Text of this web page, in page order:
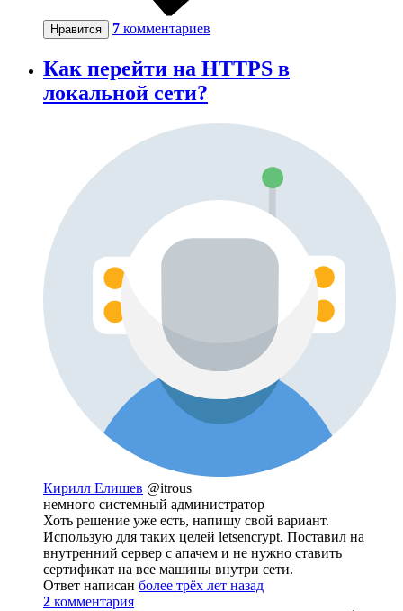
Нравится 7 комментариев
Как перейти на HTTPS в
локальной сети?
Кирилл Елишев @itrous
немного системный администратор
Хоть решение уже есть, напишу свой вариант.
Использую для таких целей letsencrypt. Поставил на
внутренний сервер с апачем и не нужно ставить
сертификат на все машины внутри сети.
Ответ написан более трёх лет назад
2 комментария